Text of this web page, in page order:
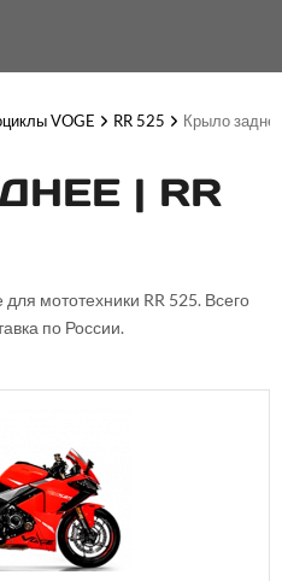
VOGE RR 525 Крыло
| RR
мототехники RR 525. Всего
по России.